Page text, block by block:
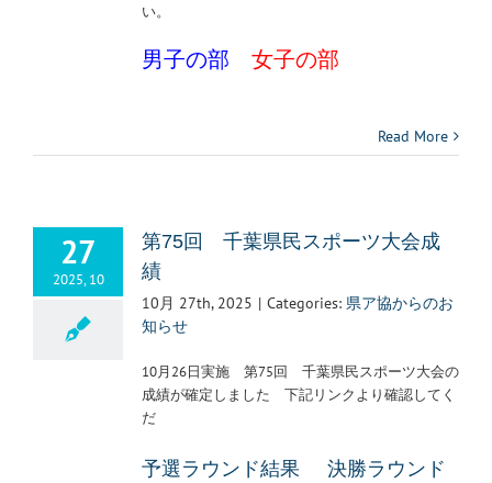
い。
男子の部 女子の部
Read More
27
2025, 10
第75回 千葉県民スポーツ大会成
績
10月 27th, 2025 | Categories: 県ア協からのお
知らせ
10月26日実施 第75回 千葉県民スポーツ大会の
成績が確定しました 下記リンクより確認してく
だ
予選ラウンド結果 決勝ラウンド